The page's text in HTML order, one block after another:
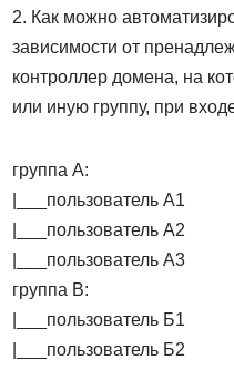
2. Как можно
зависимости от
контроллер домена, на
или иную группу, при
группа А:
|___пользователь А1
|___пользователь А2
|___пользователь А3
группа В:
|___пользователь Б1
|___пользователь Б2